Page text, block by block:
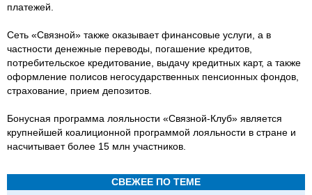
платежей.
Сеть «Связной» также оказывает финансовые услуги, а в
частности денежные переводы, погашение кредитов,
потребительское кредитование, выдачу кредитных карт, а также
оформление полисов негосударственных пенсионных фондов,
страхование, прием депозитов.
Бонусная программа лояльности «Связной-Клуб» является
крупнейшей коалиционной программой лояльности в стране и
насчитывает более 15 млн участников.
СВЕЖЕЕ ПО ТЕМЕ